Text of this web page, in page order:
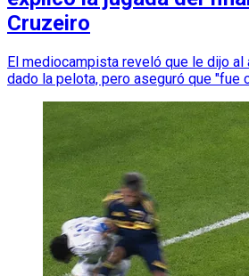
Cruzeiro
El mediocampista reveló que le dijo al
dado la pelota, pero aseguró que "fue